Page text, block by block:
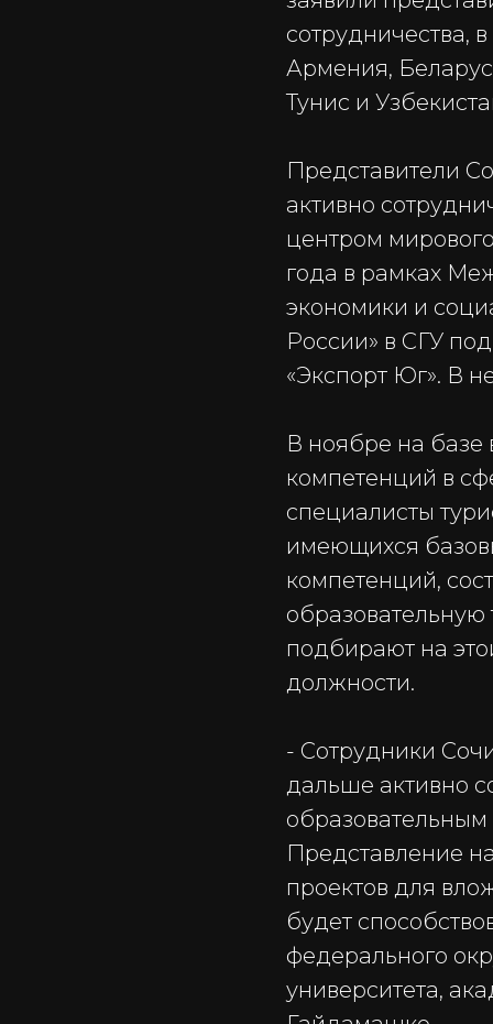
сотрудничества,
Армения,
Тунис и
Представители
активно
центром
года в рамках
экономики и
России» в СГУ
«Экспорт Юг». В
В ноябре на базе
компетенций в
специалисты
имеющихся
компетенций,
образовательную
подбирают на
должности.
- Сотрудники
дальше активно
Представление
проектов для
будет
федерального
университета,